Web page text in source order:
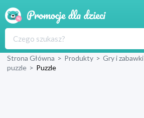
Produkty
Strona Główna > Produkty > Gry i zabawki
puzzle > Puzzle